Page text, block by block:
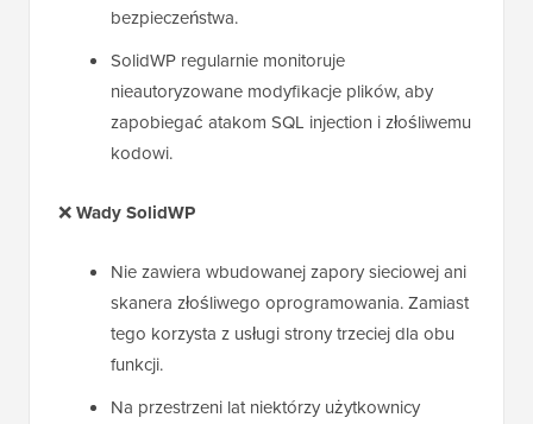
bezpieczeństwa.
SolidWP regularnie monitoruje
nieautoryzowane modyfikacje plików, aby
zapobiegać atakom SQL injection i złośliwemu
kodowi.
❌Wady SolidWP
Nie zawiera wbudowanej zapory sieciowej ani
skanera złośliwego oprogramowania. Zamiast
tego korzysta z usługi strony trzeciej dla obu
funkcji.
Na przestrzeni lat niektórzy użytkownicy